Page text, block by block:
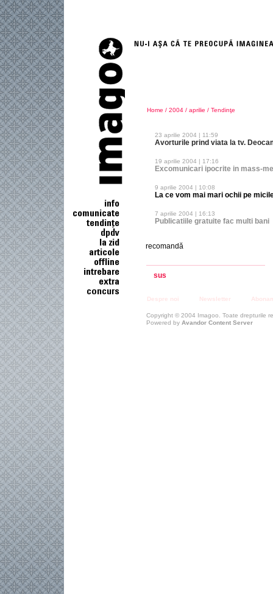
Home / 2004 / aprilie / Tendinţe
23 aprilie 2004 | 11:59
Avorturile prind viata la tv.
19 aprilie 2004 | 17:16
Excomunicari ipocrite in mass-
9 aprilie 2004 | 10:08
La ce vom mai mari ochii pe
7 aprilie 2004 | 16:13
Publicatiile gratuite fac multi bani
recomandă
sus
Despre noi Newsletter
Copyright © 2004 Imagoo. Toate drepturile
Powered by Avandor Content Server